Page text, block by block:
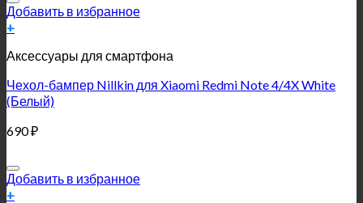
Добавить в избранное
+
Аксессуары для смартфона
Чехол-бампер Nillkin для Xiaomi Redmi Note 4/4X White
(Белый)
690₽
Добавить в избранное
+